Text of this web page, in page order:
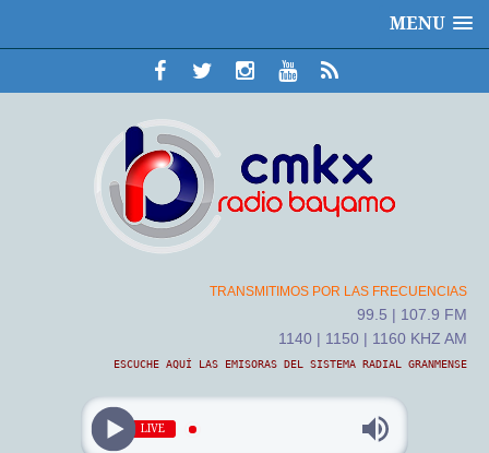
MENU
TRANSMITIMOS POR LAS FRECUENCIAS
99.5 | 107.9 FM
1140 | 1150 | 1160 KHZ AM
ESCUCHE AQUÍ LAS EMISORAS DEL SISTEMA RADIAL GRANMENSE
LIVE